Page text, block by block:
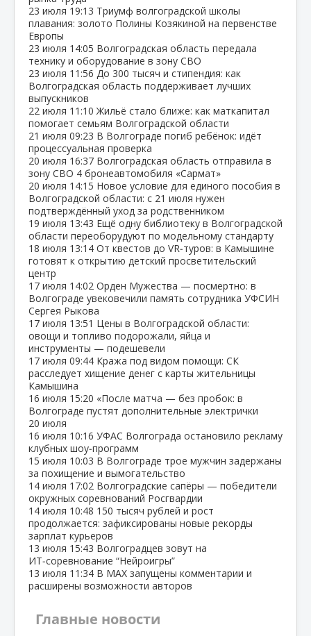
23 июля 19:13 Триумф волгоградской школы
плавания: золото Полины Козякиной на первенстве
Европы
23 июля 14:05 Волгоградская область передала
технику и оборудование в зону СВО
23 июля 11:56 До 300 тысяч и стипендия: как
Волгоградская область поддерживает лучших
выпускников
22 июля 11:10 Жильё стало ближе: как маткапитал
помогает семьям Волгоградской области
21 июля 09:23 В Волгограде погиб ребёнок: идёт
процессуальная проверка
20 июля 16:37 Волгоградская область отправила в
зону СВО 4 бронеавтомобиля «Сармат»
20 июля 14:15 Новое условие для единого пособия в
Волгоградской области: с 21 июля нужен
подтверждённый уход за родственником
19 июля 13:43 Ещё одну библиотеку в Волгоградской
области переоборудуют по модельному стандарту
18 июля 13:14 От квестов до VR‑туров: в Камышине
готовят к открытию детский просветительский
центр
17 июля 14:02 Орден Мужества — посмертно: в
Волгограде увековечили память сотрудника УФСИН
Сергея Рыкова
17 июля 13:51 Цены в Волгоградской области:
овощи и топливо подорожали, яйца и
инструменты — подешевели
17 июля 09:44 Кража под видом помощи: СК
расследует хищение денег с карты жительницы
Камышина
16 июля 15:20 «После матча — без пробок: в
Волгограде пустят дополнительные электрички
20 июля
16 июля 10:16 УФАС Волгограда остановило рекламу
клубных шоу‑программ
15 июля 10:03 В Волгограде трое мужчин задержаны
за похищение и вымогательство
14 июля 17:02 Волгоградские сапёры — победители
окружных соревнований Росгвардии
14 июля 10:48 150 тысяч рублей и рост
продолжается: зафиксированы новые рекорды
зарплат курьеров
13 июля 15:43 Волгоградцев зовут на
ИТ‑соревнование “Нейроигры”
13 июля 11:34 В МАХ запущены комментарии и
расширены возможности авторов
Главные новости